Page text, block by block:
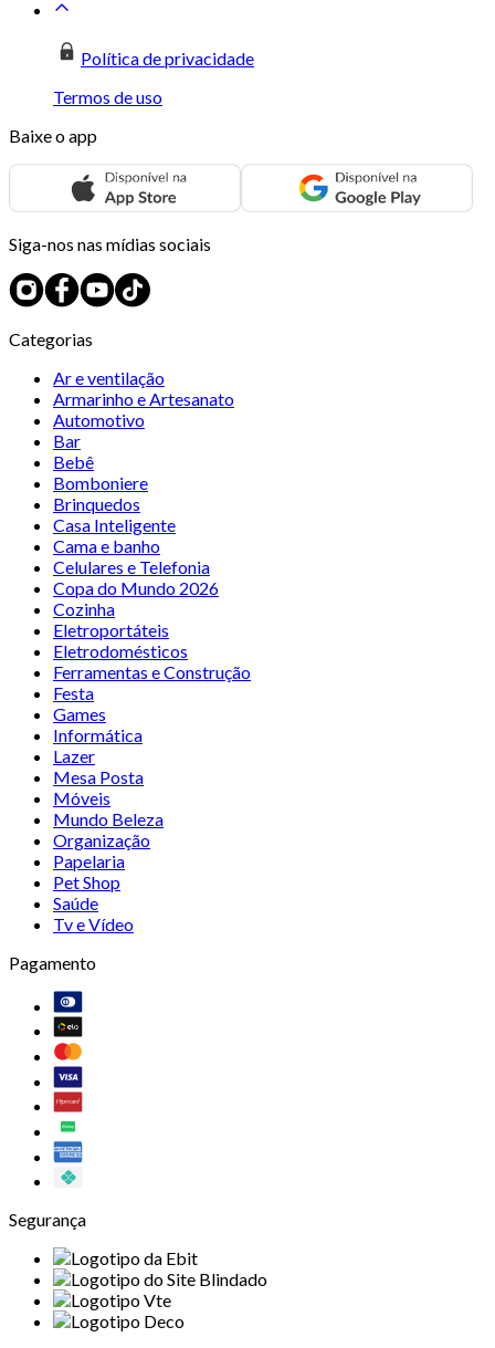
Política de privacidade
Termos de uso
Baixe o app
Siga-nos nas mídias sociais
Categorias
Ar e ventilação
Armarinho e Artesanato
Automotivo
Bar
Bebê
Bomboniere
Brinquedos
Casa Inteligente
Cama e banho
Celulares e Telefonia
Copa do Mundo 2026
Cozinha
Eletroportáteis
Eletrodomésticos
Ferramentas e Construção
Festa
Games
Informática
Lazer
Mesa Posta
Móveis
Mundo Beleza
Organização
Papelaria
Pet Shop
Saúde
Tv e Vídeo
Pagamento
Segurança